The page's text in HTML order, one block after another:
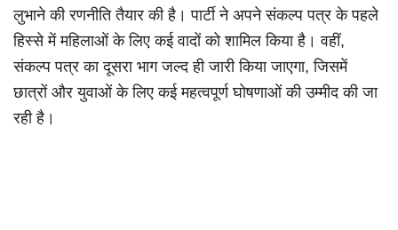
लुभाने की रणनीति तैयार की है। पार्टी ने अपने संकल्प पत्र के पहले
हिस्से में महिलाओं के लिए कई वादों को शामिल किया है। वहीं,
संकल्प पत्र का दूसरा भाग जल्द ही जारी किया जाएगा, जिसमें
छात्रों और युवाओं के लिए कई महत्वपूर्ण घोषणाओं की उम्मीद की जा
रही है।